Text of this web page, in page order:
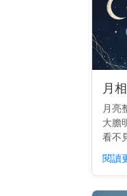
月
月亮
大膽
看不
空中
的。
日出
閱讀